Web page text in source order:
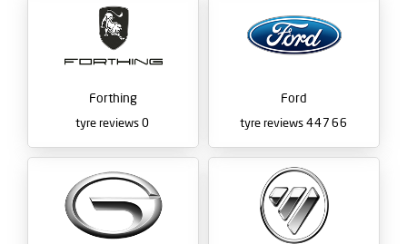
Ford
44766
Forthing
0
tyre reviews